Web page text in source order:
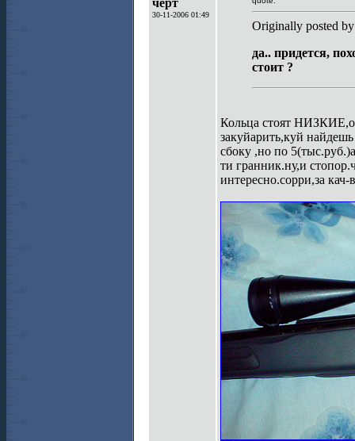
черт
30-11-2006 01:49
Originally posted
да.. придется,
стоит ?
Кольца стоят
закуйарить,куй
сбоку ,но по
ти гранник.ну,и
интересно.сорри,за